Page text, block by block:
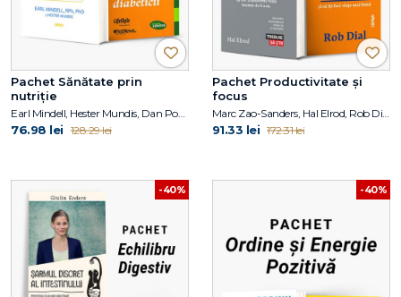
Pachet Sănătate prin
nutriție
Earl Mindell, Hester Mundis, Dan Popa, Luiza Popa
76.98 lei 128.29 lei
Pachet Productivitate și
focus
Marc Zao-Sanders, Hal Elrod, Rob Dial
91.33 lei 172.31 lei
-40% -40%